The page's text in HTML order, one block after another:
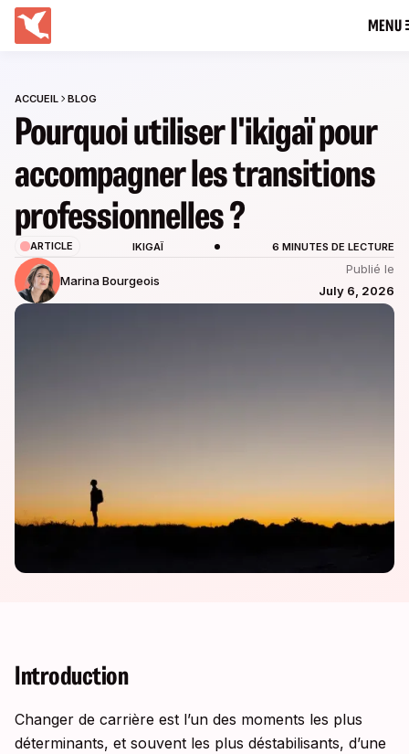
MENU
ACCUEIL BLOG
Pourquoi utiliser l'ikigaï pour
accompagner les transitions
professionnelles ?
ARTICLE IKIGAÏ 6 MINUTES DE LECTURE
Marina Bourgeois
Publié le
July 6, 2026
Introduction
Changer de carrière est l’un des moments les plus
déterminants, et souvent les plus déstabilisants, d’une